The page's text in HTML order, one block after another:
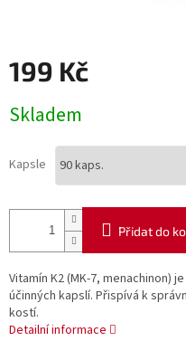
199 Kč
cena:
Skladem
Kapsle
Přidat do
Vitamín K2 (MK-7, menachinon)
účinných kapslí. Přispívá k
kostí.
Detailní informace